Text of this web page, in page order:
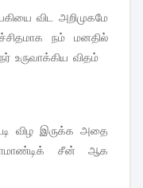
விட அறிமுகமே
நம் மனதில்
உருவாக்கிய விதம்
விழ இருக்க அதை
சீன் ஆக